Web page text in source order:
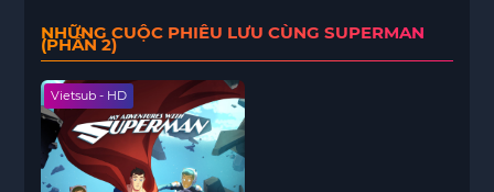
NHỮNG CUỘC PHIÊU LƯU CÙNG SUPERMAN
(PHẦN 2)
Vietsub - HD